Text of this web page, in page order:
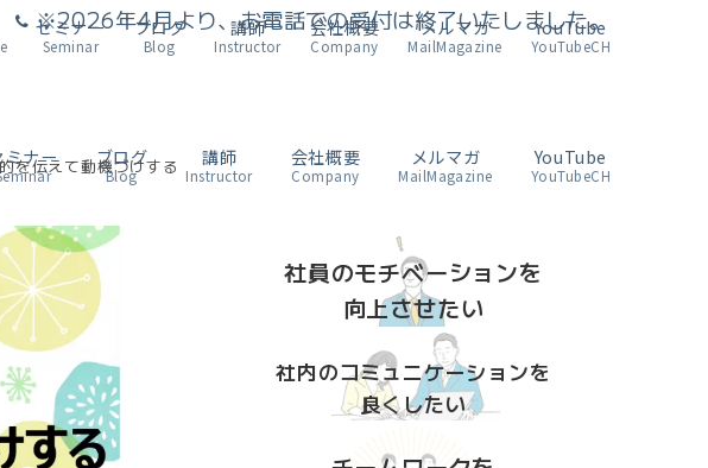
※2026年4月より、お電話での受付は終了いたしました。
ミナー ブログ
Blog
講師
Instructor
会社概要
Company
メルマガ
MailMagazine
YouTube
YouTubeCH
セミナー
Seminar
ブログ
Blog
講師
Instructor
会社概要
Company
メルマガ
MailMagazine
YouTube
YouTubeCH
を伝えて動機づけする
社員のモチベーションを
向上させたい
社内のコミュニケーションを
良くしたい